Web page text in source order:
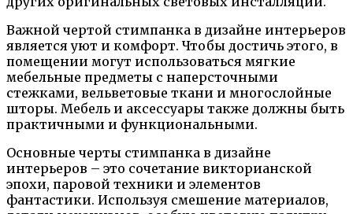
Важной чертой стимпанка в дизайне интерьеров
является уют и комфорт. Чтобы достичь этого, в
помещении могут использоваться мягкие
мебельные предметы с наперсточными
стежками, вельветовые ткани и многослойные
шторы. Мебель и аксессуары также должны быть
практичными и функциональными.
Основные черты стимпанка в дизайне
интерьеров – это сочетание викторианской
эпохи, паровой техники и элементов
фантастики. Используя смешение материалов,